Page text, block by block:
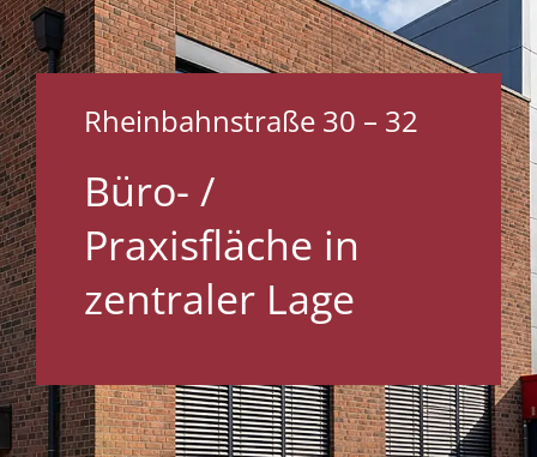
Rheinbahnstraße 30 – 32
Büro- /
Praxisfläche in
zentraler Lage